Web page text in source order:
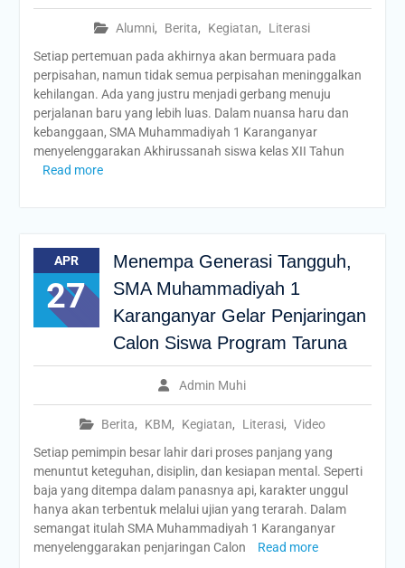
Alumni, Berita, Kegiatan,
Literasi
Setiap pertemuan pada akhirnya akan bermuara pada
perpisahan, namun tidak semua perpisahan meninggalkan
kehilangan. Ada yang justru menjadi gerbang menuju
perjalanan baru yang lebih luas. Dalam nuansa haru dan
kebanggaan, SMA Muhammadiyah 1 Karanganyar
menyelenggarakan Akhirussanah siswa kelas XII Tahun
Read more
APR
27
Menempa Generasi Tangguh,
SMA Muhammadiyah 1
Karanganyar Gelar Penjaringan
Calon Siswa Program Taruna
Admin Muhi
Berita, KBM, Kegiatan, Literasi, Video
Setiap pemimpin besar lahir dari proses panjang yang
menuntut keteguhan, disiplin, dan kesiapan mental. Seperti
baja yang ditempa dalam panasnya api, karakter unggul
hanya akan terbentuk melalui ujian yang terarah. Dalam
semangat itulah SMA Muhammadiyah 1 Karanganyar
menyelenggarakan penjaringan Calon
Read more